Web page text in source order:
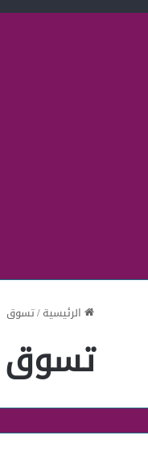
الرئيسية/تسوق
تسوق